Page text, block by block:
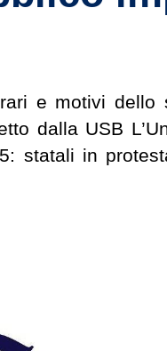
e motivi dello
dalla USB
statali in